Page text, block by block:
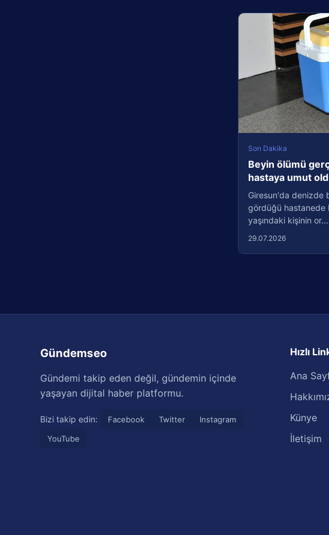
Son Dakika
Beyin ölümü
hastaya umut
Giresun'da denizde
gördüğü hastanede
yaşındaki kişinin or...
29.07.2026
Gündemseo
Gündemi takip eden değil, gündemin içinde
yaşayan dijital haber platformu.
Bizi takip edin: Facebook Twitter
Instagram
YouTube
Hızlı
Ana
Künye
İletişim